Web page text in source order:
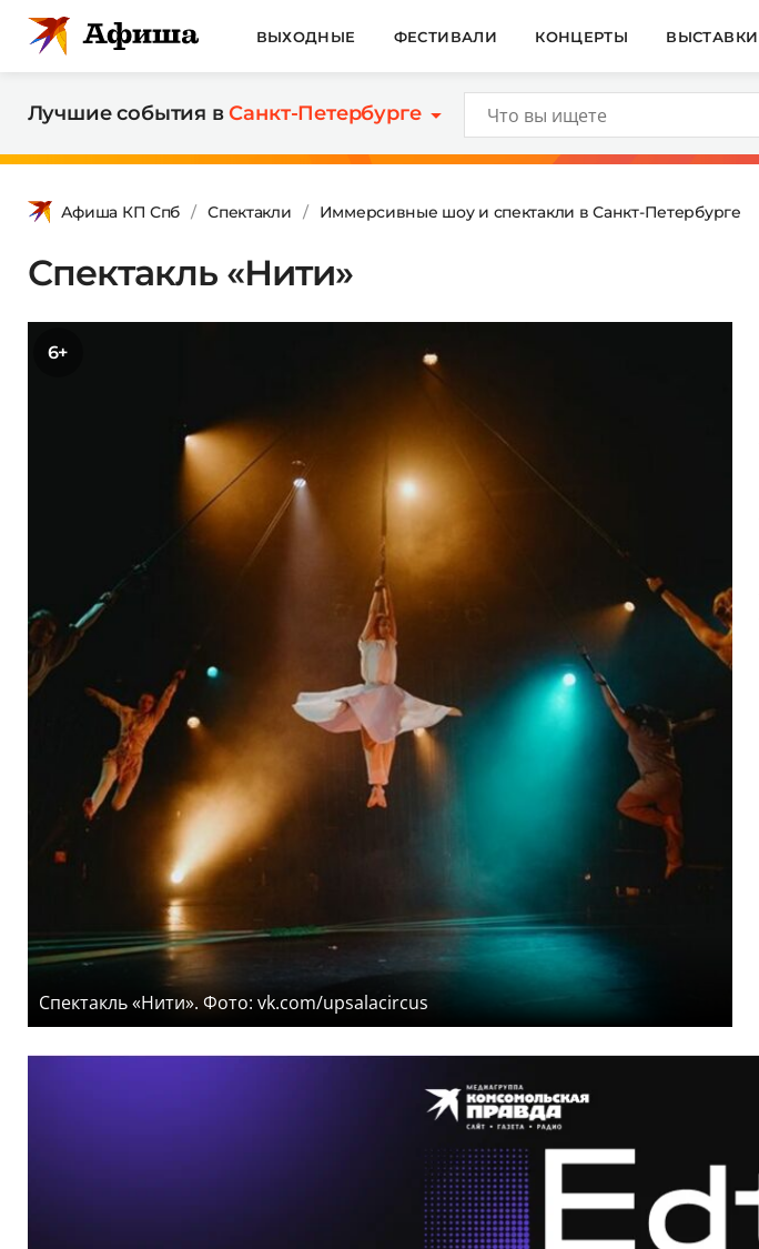
ВЫХОДНЫЕ ФЕСТИВАЛИ КОНЦЕРТЫ ВЫСТАВКИ
Лучшие события вСанкт-Петербурге
Афиша КП Спб Спектакли Иммерсивные шоу и спектакли в Санкт-Петербурге
Спектакль «Нити»
6+
Спектакль «Нити». Фото: vk.com/upsalacircus